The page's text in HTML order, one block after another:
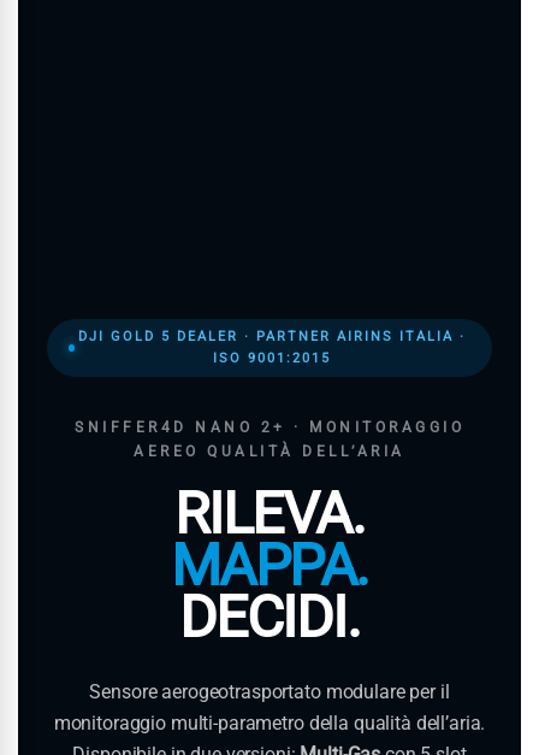
DJI GOLD 5 DEALER · PARTNER AIRINS ITALIA ·
ISO 9001:2015
SNIFFER4D NANO 2+ · MONITORAGGIO
AEREO QUALITÀ DELL’ARIA
RILEVA.
MAPPA.
DECIDI.
Sensore aerogeotrasportato modulare per il
monitoraggio multi-parametro della qualità dell’aria.